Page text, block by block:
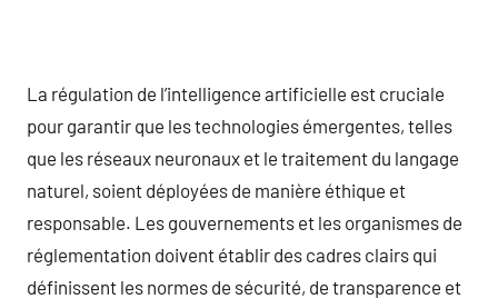
La régulation de l’intelligence artificielle est cruciale
pour garantir que les technologies émergentes, telles
que les réseaux neuronaux et le traitement du langage
naturel, soient déployées de manière éthique et
responsable. Les gouvernements et les organismes de
réglementation doivent établir des cadres clairs qui
définissent les normes de sécurité, de transparence et